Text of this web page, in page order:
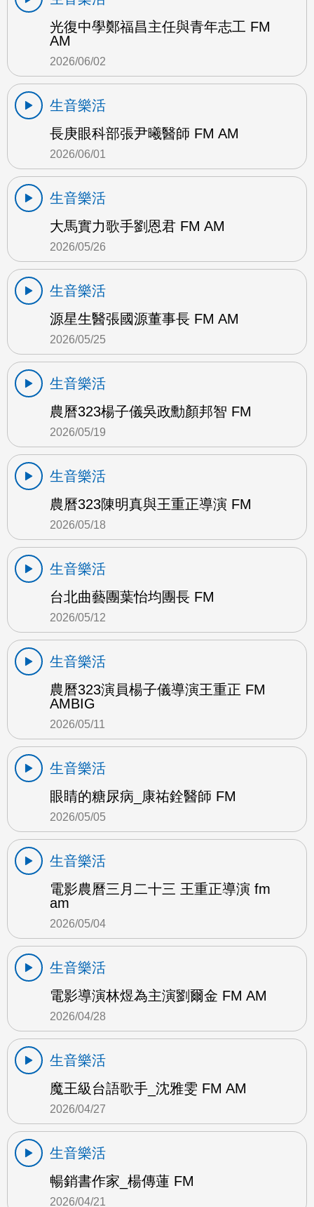
光復中學鄭福昌主任與青年志工 FM
AM
2026/06/02
生音樂活
長庚眼科部張尹曦醫師 FM AM
2026/06/01
生音樂活
大馬實力歌手劉恩君 FM AM
2026/05/26
生音樂活
源星生醫張國源董事長 FM AM
2026/05/25
生音樂活
農曆323楊子儀吳政勳顏邦智 FM
2026/05/19
生音樂活
農曆323陳明真與王重正導演 FM
2026/05/18
生音樂活
台北曲藝團葉怡均團長 FM
2026/05/12
生音樂活
農曆323演員楊子儀導演王重正 FM
AMBIG
2026/05/11
生音樂活
眼睛的糖尿病_康祐銓醫師 FM
2026/05/05
生音樂活
電影農曆三月二十三 王重正導演 fm
am
2026/05/04
生音樂活
電影導演林煜為主演劉爾金 FM AM
2026/04/28
生音樂活
魔王級台語歌手_沈雅雯 FM AM
2026/04/27
生音樂活
暢銷書作家_楊傳蓮 FM
2026/04/21